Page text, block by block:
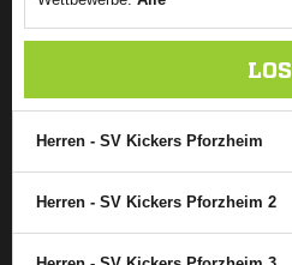
LOS
Herren - SV Kickers Pforzheim
Herren - SV Kickers Pforzheim 2